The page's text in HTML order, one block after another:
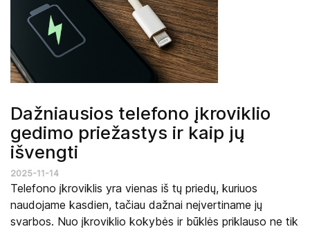
Dažniausios telefono įkroviklio
gedimo priežastys ir kaip jų
išvengti
2025-11-14
Telefono įkroviklis yra vienas iš tų priedų, kuriuos
naudojame kasdien, tačiau dažnai neįvertiname jų
svarbos. Nuo įkroviklio kokybės ir būklės priklauso ne tik